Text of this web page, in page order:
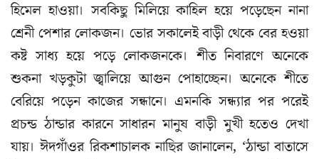
হিমেল হাওয়া। সবকিছু মিলিয়ে কাহিল হয়ে পড়েছেন নানা
শ্রেনী পেশার লোকজন। ভোর সকালেই বাড়ী থেকে বের হওয়া
কষ্ট সাধ্য হয়ে পড়ে লোকজনকে। শীত নিবারণে অনেকে
শুকনা খড়কুটা জ্বালিয়ে আগুন পোহাচ্ছেন। অনেকে শীতে
বেরিয়ে পড়েন কাজের সন্ধানে। এমনকি সন্ধ্যার পর পরেই
প্রচন্ড ঠান্ডার কারনে সাধারন মানুষ বাড়ী মুখী হতেও দেখা
যায়। ঈদগাঁওর রিকশাচালক নাছির জানালেন, ‘ঠান্ডা বাতাসে